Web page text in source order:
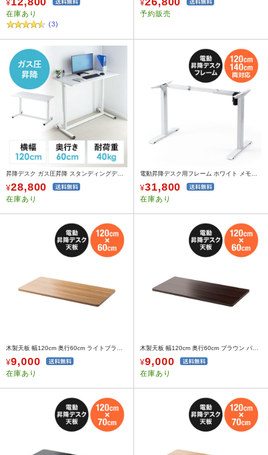
¥
在庫あり
(3)
¥
予約販売
昇降デスク ガス圧昇降 スタンディングデスク軽量 作業台 座りすぎ防止 幅120cm 奥行60cm ホワイト
¥28,800
在庫あり
¥31,800
在庫あり
¥9,000
在庫あり
¥9,000
在庫あり